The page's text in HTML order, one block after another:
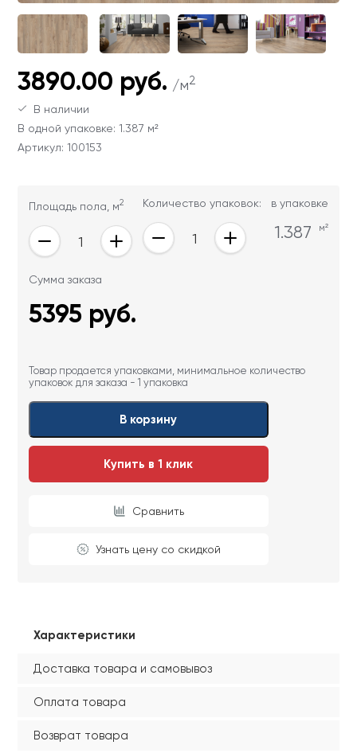
ОТПРАВИТЬ
Ваши данные не будут переданы третьим
лицам
лицам
3890.00 руб. /м2
В наличии
В одной упаковке: 1.387 м²
Артикул: 100153
Площадь пола, м2 Количество упаковок: в упаковке
1.387 м²
Сумма заказа
5395 руб.
Товар продается упаковками, минимальное количество
упаковок для заказа - 1 упаковка
В корзину
Купить в 1 клик
Сравнить
Узнать цену со скидкой
Характеристики
Доставка товара и самовывоз
Оплата товара
Возврат товара